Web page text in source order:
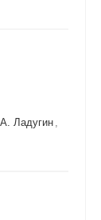
Ладугин ,